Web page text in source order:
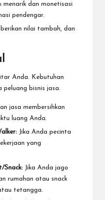
menarik dan monetisasi
pendengar.
nilai tambah, dan
Anda. Kebutuhan
peluang bisnis jasa.
jasa membersihkan
luang Anda.
Jika Anda pecinta
yang
Snack: Jika Anda jago
rumahan atau snack
tetangga.